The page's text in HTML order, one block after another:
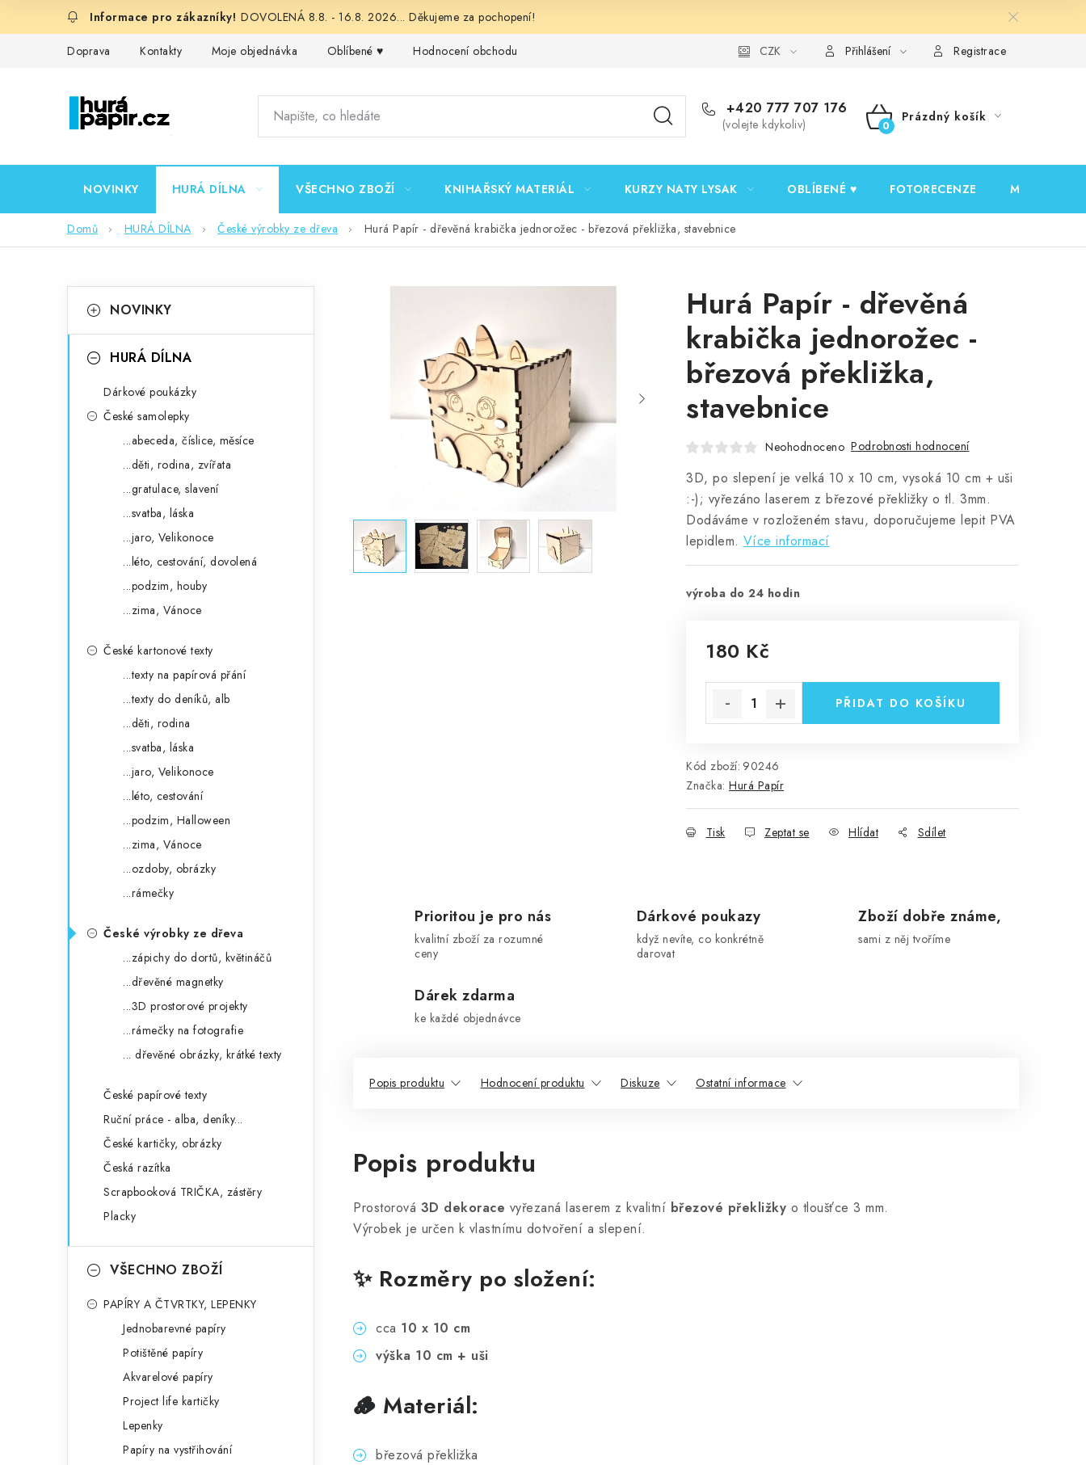
DOVOLENÁ 8.8. - 16.8. 2026... Děkujeme za pochopení!
Doprava Kontakty Moje objednávka Oblíbené ♥️ Hodnocení obchodu Podmínky ochrany osobních údajů Ověřování recenzí
CZK Přihlášení Registrace
+420 777 707 176
(volejte kdykoliv)
NÁKUPNÍ
Prázdný košík
NOVINKY HURÁ DÍLNA VŠECHNO ZBOŽÍ KNIHAŘSKÝ MATERIÁL KURZY NATY LYSAK OBLÍBENÉ ♥️ FOTORECENZE MOJE
Domů HURÁ DÍLNA České výrobky ze dřeva Hurá Papír - dřevěná krabička jednorožec - březová překližka, stavebnice
okategorie
a
NOVINKY
HURÁ DÍLNA
Dárkové poukázky
České samolepky
...abeceda, číslice, měsíce
...děti, rodina, zvířata
...gratulace, slavení
...svatba, láska
...jaro, Velikonoce
...léto, cestování, dovolená
...podzim, houby
...zima, Vánoce
České kartonové texty
...texty na papírová přání
...texty do deníků, alb
...děti, rodina
...svatba, láska
...jaro, Velikonoce
...léto, cestování
...podzim, Halloween
...zima, Vánoce
...ozdoby, obrázky
...rámečky
České výrobky ze dřeva
...zápichy do dortů, květináčů
...dřevěné magnetky
...3D prostorové projekty
...rámečky na fotografie
... dřevěné obrázky, krátké texty
České papírové texty
Ruční práce - alba, deníky...
České kartičky, obrázky
Česká razítka
Scrapbooková TRIČKA, zástěry
Placky
VŠECHNO ZBOŽÍ
PAPÍRY A ČTVRTKY, LEPENKY
Jednobarevné papíry
Potištěné papíry
Akvarelové papíry
Project life kartičky
Lepenky
Papíry na vystřihování
Hurá Papír - dřevěná
krabička jednorožec -
březová překližka,
stavebnice
Neohodnoceno Podrobnosti hodnocení
3D, po slepení je velká 10 x 10 cm, vysoká 10 cm + uši
:-); vyřezáno laserem z březové překližky o tl. 3mm.
Dodáváme v rozloženém stavu, doporučujeme lepit PVA
lepidlem. Více informací
výroba do 24 hodin
180 Kč
PŘIDAT DO KOŠÍKU
Kód zboží: 90246
Značka: Hurá Papír
Tisk Zeptat se Hlídat Sdílet
Prioritou je pro nás
kvalitní zboží za rozumné
ceny
Dárkové poukazy
když nevíte, co konkrétně
darovat
Zboží dobře známe,
sami z něj tvoříme
Dárek zdarma
ke každé objednávce
Popis produktu Hodnocení produktu Diskuze Ostatní informace
Popis produktu
Prostorová 3D dekorace vyřezaná laserem z kvalitní březové překližky o tloušťce 3 mm.
Výrobek je určen k vlastnímu dotvoření a slepení.
✨ Rozměry po složení:
cca 10 x 10 cm
výška 10 cm + uši
🪵 Materiál:
březová překližka